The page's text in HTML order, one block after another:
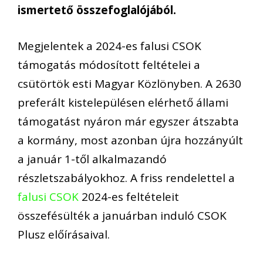
ismertető összefoglalójából.
Megjelentek a 2024-es falusi CSOK
támogatás módosított feltételei a
csütörtök esti Magyar Közlönyben. A 2630
preferált kistelepülésen elérhető állami
támogatást nyáron már egyszer átszabta
a kormány, most azonban újra hozzányúlt
a január 1-től alkalmazandó
részletszabályokhoz. A friss rendelettel a
falusi CSOK 2024-es feltételeit
összefésülték a januárban induló CSOK
Plusz előírásaival.